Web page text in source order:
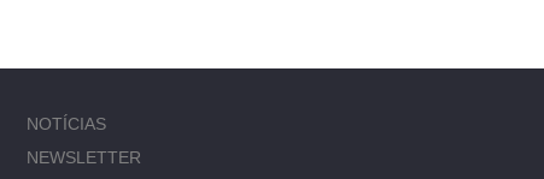
NOTÍCIAS
NEWSLETTER